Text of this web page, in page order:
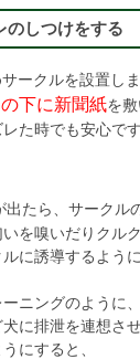
のしつけをする
ークルを設置しま
下に新聞紙を敷
時でも安心です
出たら、サークル
嗅いだりクル
誘導するように
ニングのように
に排泄を連想さ
にすると、